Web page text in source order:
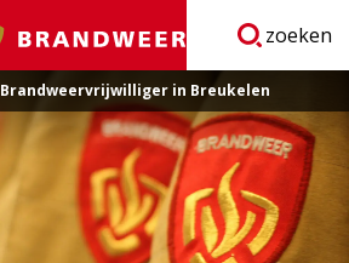
Brandweer zoeken
Brandweervrijwilliger in Breukelen